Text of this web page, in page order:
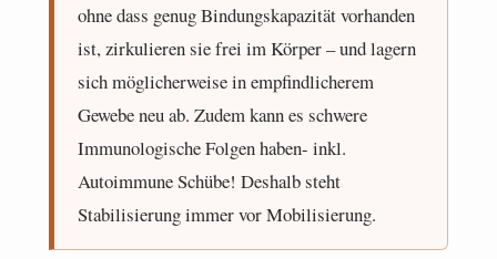
ohne dass genug Bindungskapazität vorhanden
ist, zirkulieren sie frei im Körper – und lagern
sich möglicherweise in empfindlicherem
Gewebe neu ab. Zudem kann es schwere
Immunologische Folgen haben- inkl.
Autoimmune Schübe! Deshalb steht
Stabilisierung immer vor Mobilisierung.